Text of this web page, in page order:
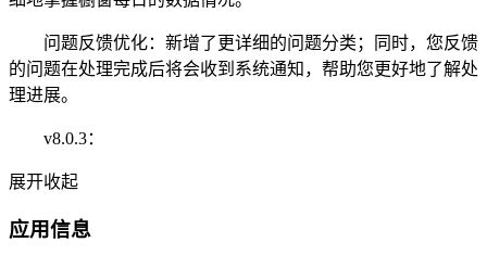
问题反馈优化：新增了更详细的问题分类；同时，您反馈
的问题在处理完成后将会收到系统通知，帮助您更好地了解处
理进展。
v8.0.3：
展开收起
应用信息